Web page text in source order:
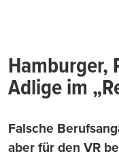
Hamburger,
Adlige im
Falsche
aber für den VR